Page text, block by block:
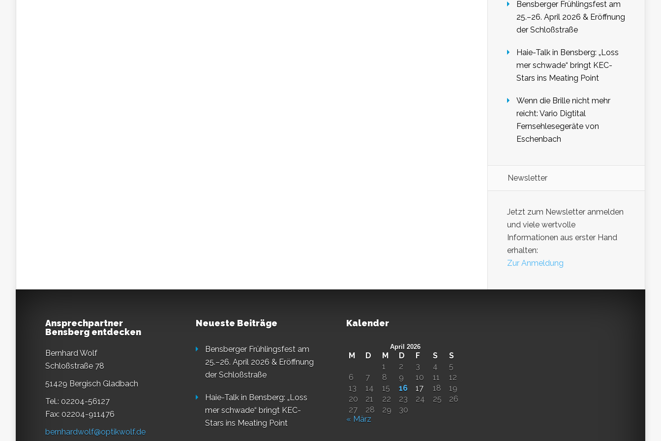
Bensberger Frühlingsfest am
25.–26. April 2026 & Eröffnung
der Schloßstraße
Haie-Talk in Bensberg: „Loss
mer schwade“ bringt KEC-
Stars ins Meating Point
Wenn die Brille nicht mehr
reicht: Vario Digtital
Fernsehlesegeräte von
Eschenbach
Newsletter
Jetzt zum Newsletter anmelden
und viele wertvolle
Informationen aus erster Hand
erhalten:
Zur Anmeldung
Ansprechpartner
Bensberg entdecken
Bernhard Wolf
Schloßstraße 78
51429 Bergisch Gladbach
Tel.: 02204-56127
Fax: 02204-911476
bernhardwolf@optikwolf.de
Neueste Beiträge
Bensberger Frühlingsfest am
25.–26. April 2026 & Eröffnung
der Schloßstraße
Haie-Talk in Bensberg: „Loss
mer schwade“ bringt KEC-
Stars ins Meating Point
Kalender
April 2026
M D M D F S
S
1
2 3 4
5
6
7 8 9 10 11
12
13
14 15 16 17 18
19
20
21 22 23 24 25
26
27
28 29
30
« März